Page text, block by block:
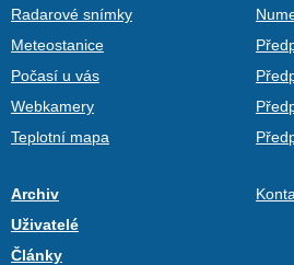
Radarové snímky
Meteostanice
Počasí u vás
Webkamery
Teplotní mapa
Archiv
Uživatelé
Články